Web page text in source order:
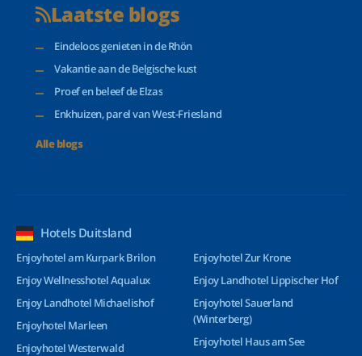
Laatste blogs
Eindeloos genieten in de Rhön
Vakantie aan de Belgische kust
Proef en beleef de Elzas
Enkhuizen, parel van West-Friesland
Alle blogs
Hotels Duitsland
Enjoyhotel am Kurpark Brilon
Enjoy Wellnesshotel Aqualux
Enjoy Landhotel Michaelishof
Enjoyhotel Marleen
Enjoyhotel Westerwald
Enjoyhotel Zur Krone
Enjoy Landhotel Lippischer Hof
Enjoyhotel Sauerland
(Winterberg)
Enjoyhotel Haus am See